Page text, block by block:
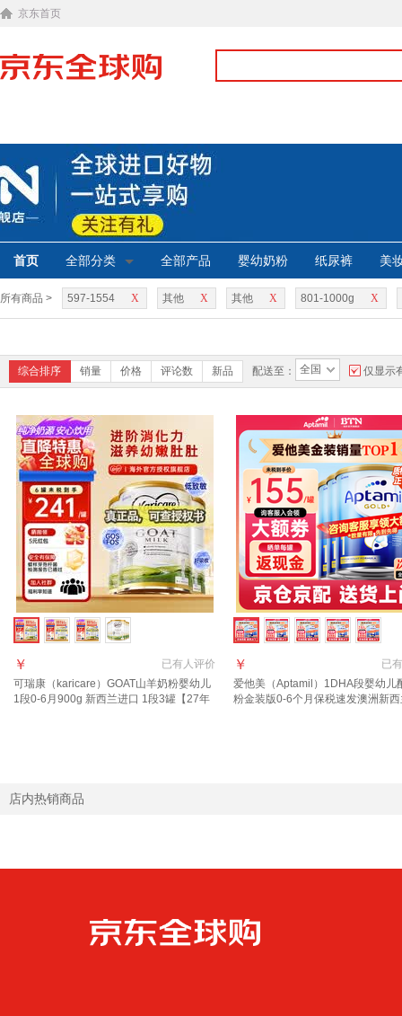
京东首页
首页 全部分类 全部产品 婴幼奶粉 纸尿裤 美
所有商品 > X
597-1554 X
其他 X
其他 X
801-1000g
综合排序 销量 价格 评论数 新品 配送至： 全国 仅显示
已有人评价
￥
可瑞康（karicare）GOAT山羊奶粉婴幼儿
1段0-6月900g 新西兰进口 1段3罐【27年
已有
￥
爱他美（Aptamil）1DHA段婴幼儿
粉金装版0-6个月保税速发澳洲新
店内热销商品